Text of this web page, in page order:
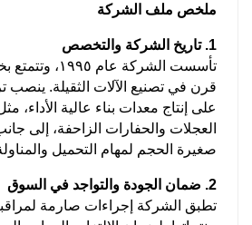
ملخص ملف الشركة
1. تاريخ الشركة والتخصص
تأسست الشركة عام
قرن في تصنيع الآلات الثقيلة. ينصب
على إنتاج معدات بناء عالية الأداء،
العجلات والحفارات الزاحفة، إلى
صغيرة الحجم لمهام التحميل
2. ضمان الجودة والتواجد في السوق
تطبق الشركة إجراءات صارمة